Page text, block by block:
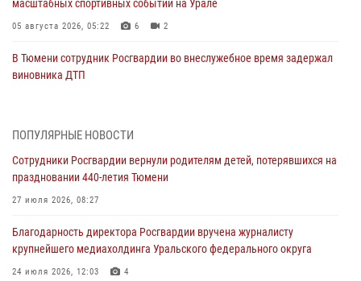
масштабных спортивных событий на Урале
05 августа 2026, 05:22 6 2
В Тюмени сотрудник Росгвардии во внеслужебное время задержал
виновника ДТП
Со 101-м Днём рождения поздравили сотрудники Росгвардии
04 августа 2026, 11:07
Спецназ Росгвардии провел комплексную тренировку в полевых
04 августа 2026, 06:28
Тюменские правоохранители провели соревнования по стрельбе
ПОПУЛЯРНЫЕ НОВОСТИ
Сотрудники Росгвардии вернули родителям детей, потерявшихся на
праздновании 440-летия Тюмени
27 июля 2026, 08:27
Благодарность директора Росгвардии вручена журналисту
крупнейшего медиахолдинга Уральского федерального округа
24 июля 2026, 12:03 4